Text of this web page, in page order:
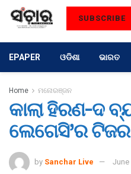
SUBSCRIBE
EPAPER ଓଡିଶା ଭାରତ
Home ମନୋରଞ୍ଜନ
କାଲା ହିରଣ-ଦ
ଲେଗେସି’ର
by Sanchar Live June